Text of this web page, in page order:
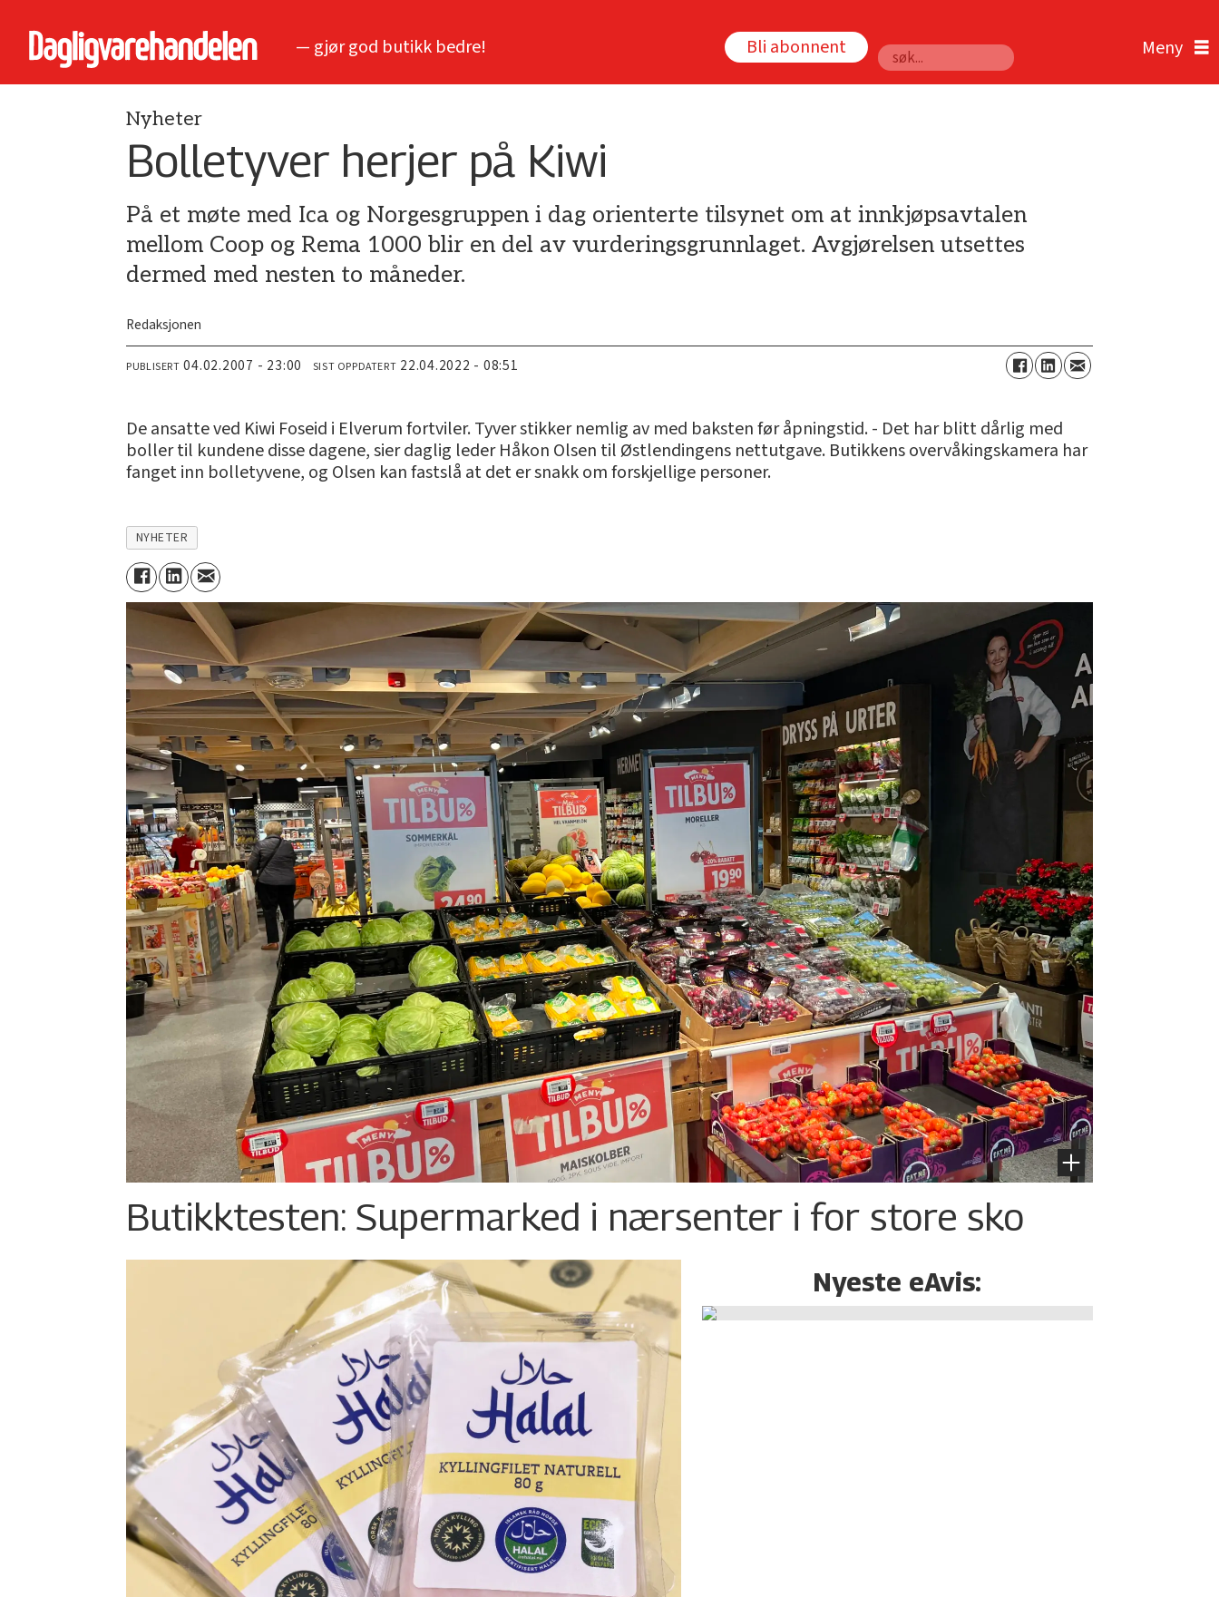
— gjør god butikk bedre! Bli abonnent
Søk
Nyheter
Bolletyver herjer på Kiwi
På et møte med Ica og Norgesgruppen i dag orienterte tilsynet om at innkjøpsavtalen
mellom Coop og Rema 1000 blir en del av vurderingsgrunnlaget. Avgjørelsen utsettes
dermed med nesten to måneder.
Redaksjonen
PUBLISERT 04.02.2007 - 23:00 SIST OPPDATERT 22.04.2022 - 08:51
De ansatte ved Kiwi Foseid i Elverum fortviler. Tyver stikker nemlig av med baksten før åpningstid. - Det har blitt dårlig med
boller til kundene disse dagene, sier daglig leder Håkon Olsen til Østlendingens nettutgave. Butikkens overvåkingskamera har
fanget inn bolletyvene, og Olsen kan fastslå at det er snakk om forskjellige personer.
NYHETER
Butikktesten: Supermarked i nærsenter i for store sko
Nyeste eAvis: